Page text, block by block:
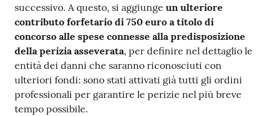
successivo. A questo, si aggiunge un ulteriore
contributo forfetario di 750 euro a titolo di
concorso alle spese connesse alla predisposizione
della perizia asseverata, per definire nel dettaglio le
entità dei danni che saranno riconosciuti con
ulteriori fondi: sono stati attivati già tutti gli ordini
professionali per garantire le perizie nel più breve
tempo possibile.